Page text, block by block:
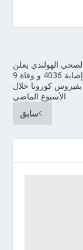
الهولندي يعلن
عن إصابة 4036 و وفاة 9
كورونا خلال
الأسبوع الماضي
سابق